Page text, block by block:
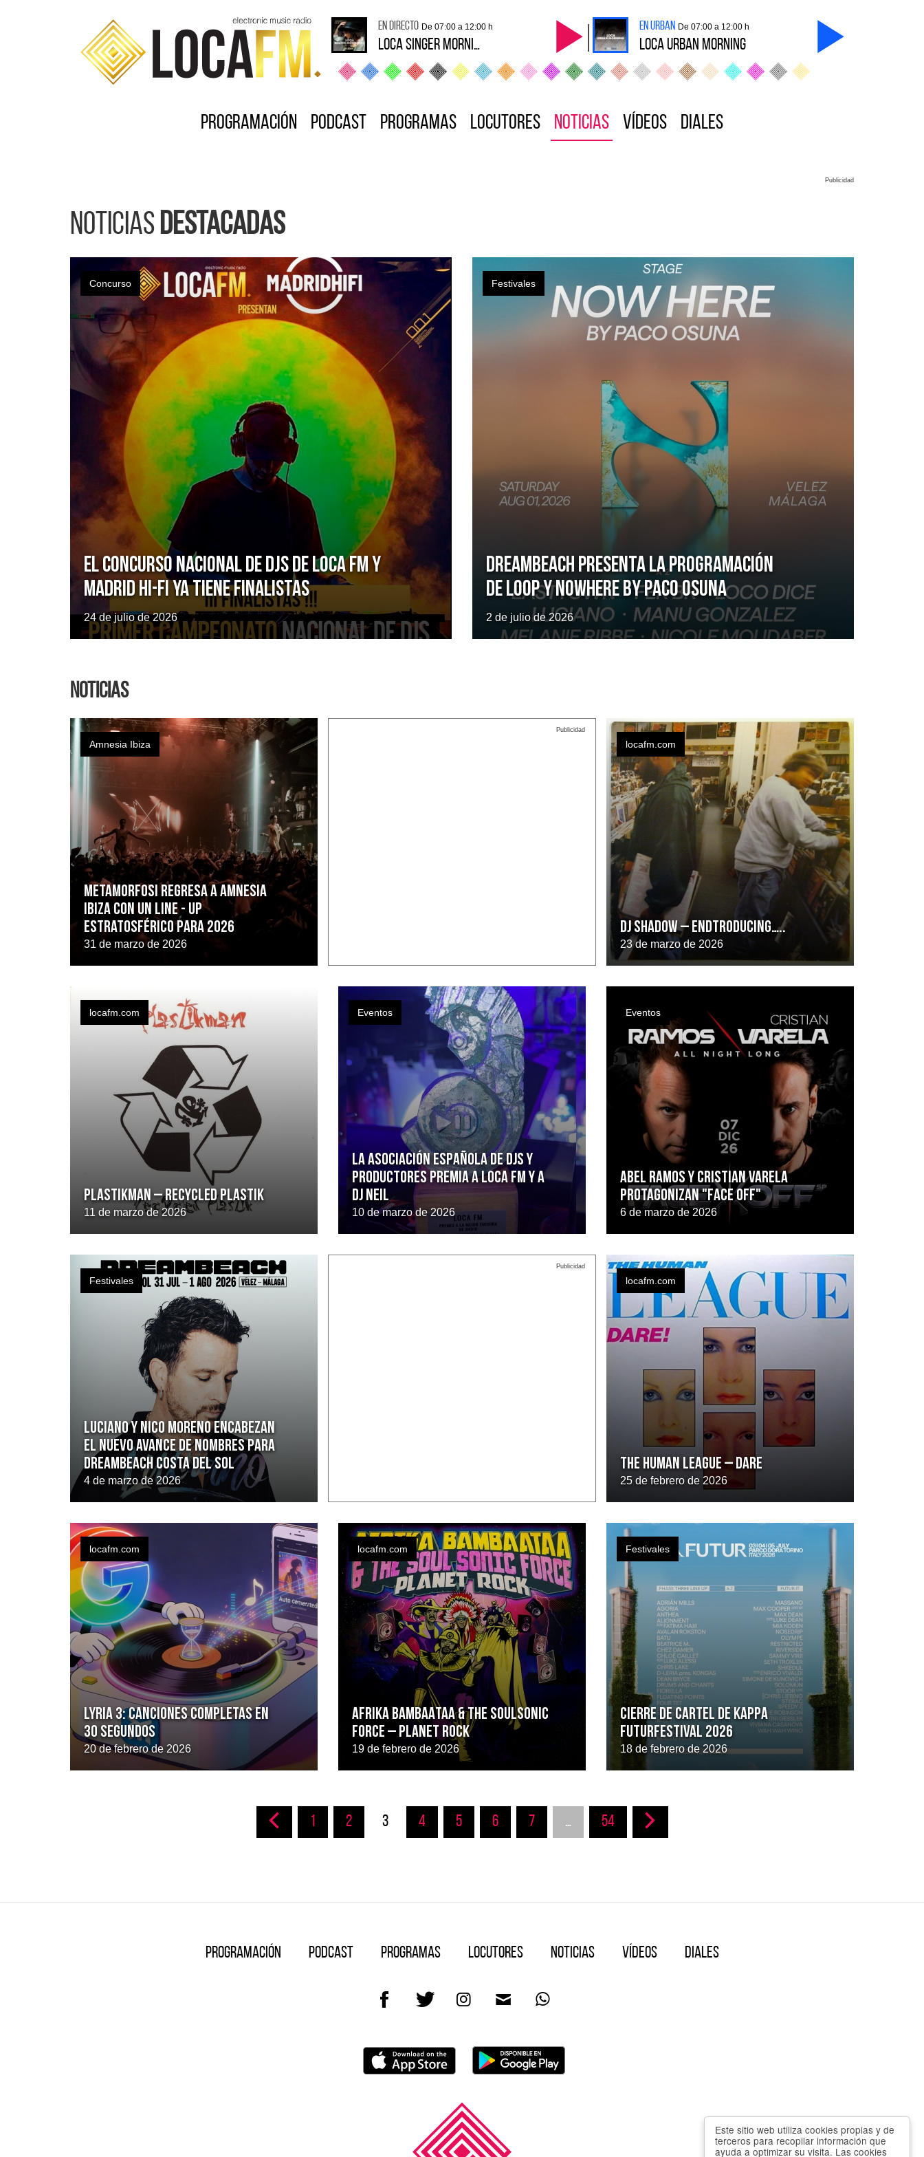
Este sitio web utiliza cookies propias y de
terceros para recopilar información que
ayuda a optimizar su visita. Las cookies
en directo De 07:00 a 12:00 h
Loca Singer Mornings
en Urban De 07:00 a 12:00 h
LOCA URBAN MORNING
Programación Podcast Programas Locutores Noticias Vídeos Diales
Publicidad
Noticiasdestacadas
El Concurso Nacional de DJs de Loca FM y
Madrid Hi-Fi ya tiene finalistas
24 de julio de 2026
Concurso
Dreambeach presenta la programación
de LOOP y Nowhere by Paco Osuna
2 de julio de 2026
Festivales
Noticias
METAMORFOSI regresa a Amnesia
Ibiza con un line - up
estratosférico para 2026
31 de marzo de 2026
Amnesia Ibiza
Publicidad
DJ SHADOW – Endtroducing…..
23 de marzo de 2026
locafm.com
PLASTIKMAN – Recycled Plastik
11 de marzo de 2026
locafm.com
La Asociación Española de DJs y
Productores premia a Loca FM y a
DJ Neil
10 de marzo de 2026
Eventos
Abel Ramos y Cristian Varela
protagonizan "FACE OFF"
6 de marzo de 2026
Eventos
Luciano y Nico Moreno encabezan
el nuevo avance de nombres para
Dreambeach Costa del Sol
4 de marzo de 2026
Festivales
Publicidad
THE HUMAN LEAGUE – Dare
25 de febrero de 2026
locafm.com
Lyria 3: canciones completas en
30 segundos
20 de febrero de 2026
locafm.com
AFRIKA BAMBAATAA & THE SOULSONIC
FORCE – Planet Rock
19 de febrero de 2026
locafm.com
Cierre de cartel de Kappa
FuturFestival 2026
18 de febrero de 2026
Festivales
1 2 3 4 5 6 7 … 54
Programación Podcast Programas Locutores Noticias Vídeos Diales